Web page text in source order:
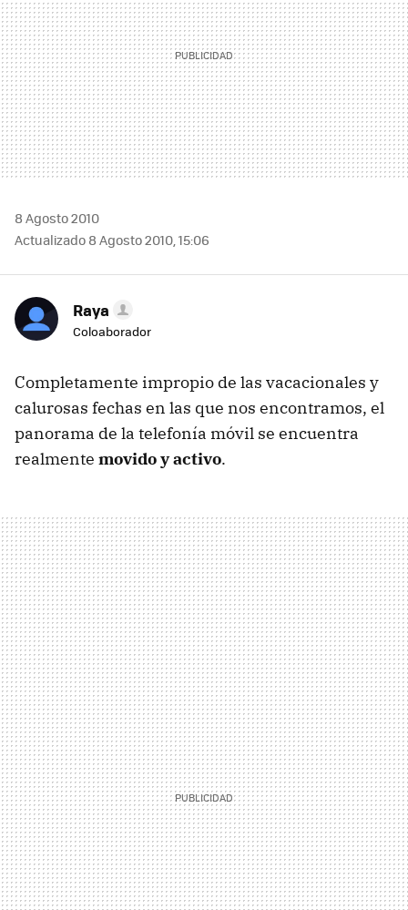
8 Agosto 2010
Actualizado 8 Agosto 2010, 15:06
Raya
Coloaborador
Completamente impropio de las vacacionales y
calurosas fechas en las que nos encontramos, el
panorama de la telefonía móvil se encuentra
realmente movido y activo.